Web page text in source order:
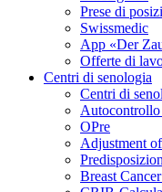
Prese di
Swissmedic
App «Der
Offerte di
Centri di senologia
Centri di
Autocontrollo
OPre
Adjustment
Breast